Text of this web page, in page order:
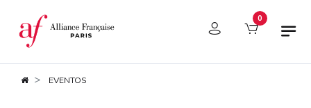
Panel de gestión de cookies 0
EVENTOS